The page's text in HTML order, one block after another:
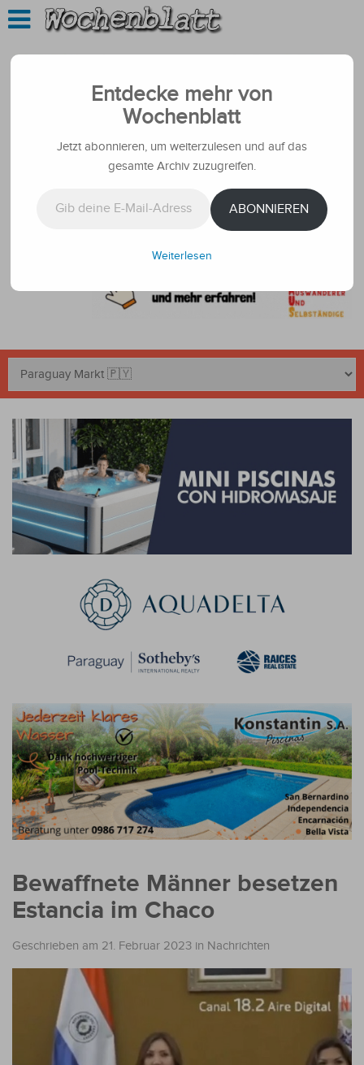
Bewaffnete Männer besetzen
Estancia im Chaco
Geschrieben am 21. Februar 2023 in Nachrichten
Entdecke mehr von
Wochenblatt
Jetzt abonnieren, um weiterzulesen und auf das
gesamte Archiv zuzugreifen.
ABONNIEREN
Weiterlesen